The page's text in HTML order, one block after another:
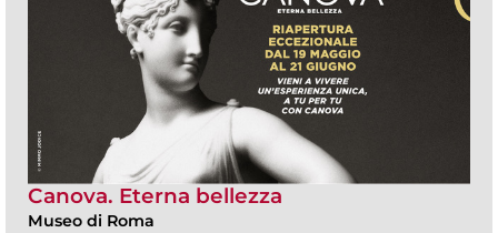
Canova. Eterna bellezza
Museo di Roma